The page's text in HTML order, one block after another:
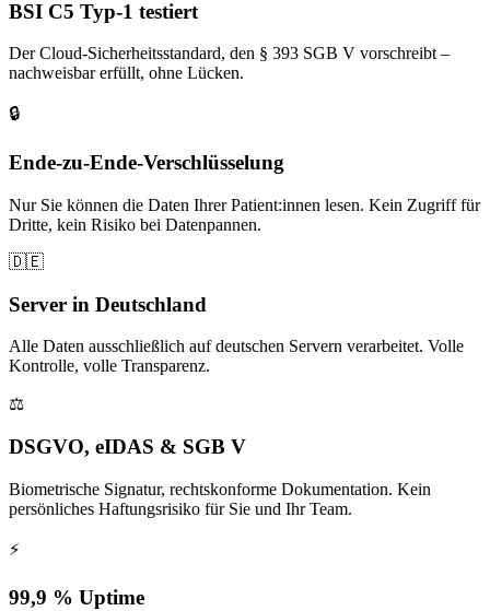
BSI C5 Typ-1 testiert
Der Cloud-Sicherheitsstandard, den § 393 SGB V vorschreibt –
nachweisbar erfüllt, ohne Lücken.
🔒
Ende-zu-Ende-Verschlüsselung
Nur Sie können die Daten Ihrer Patient:innen lesen. Kein Zugriff für
Dritte, kein Risiko bei Datenpannen.
🇩🇪
Server in Deutschland
Alle Daten ausschließlich auf deutschen Servern verarbeitet. Volle
Kontrolle, volle Transparenz.
⚖️
DSGVO, eIDAS & SGB V
Biometrische Signatur, rechtskonforme Dokumentation. Kein
persönliches Haftungsrisiko für Sie und Ihr Team.
⚡
99,9 % Uptime